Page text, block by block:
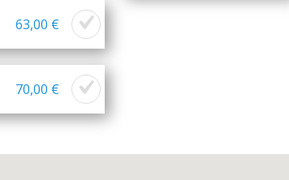
63,00 €
70,00 €